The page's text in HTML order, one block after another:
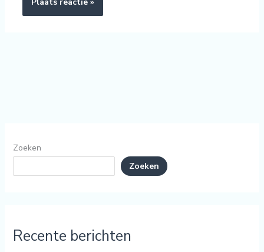
Zoeken
Zoeken
Recente berichten